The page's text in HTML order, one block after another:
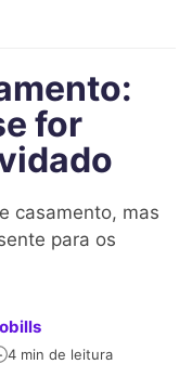
for
casamento, mas
para os
4 min de leitura